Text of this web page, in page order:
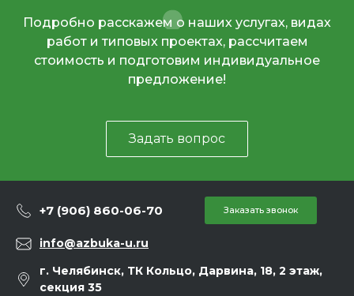
Подробно расскажем о наших услугах, видах
работ и типовых проектах, рассчитаем
стоимость и подготовим индивидуальное
предложение!
Задать вопрос
+7 (906) 860-06-70 Заказать звонок
info@azbuka-u.ru
г. Челябинск, ТК Кольцо, Дарвина, 18, 2 этаж,
секция 35